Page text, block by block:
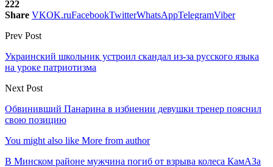
222
Share VKOK.ruFacebookTwitterWhatsAppTelegramViber
Prev Post
Украинский школьник устроил скандал из-за русского языка
на уроке патриотизма
Next Post
Обвинивший Панарина в избиении девушки тренер пояснил
свою позицию
You might also like More from author
В Минском районе мужчина погиб от взрыва колеса КамАЗа